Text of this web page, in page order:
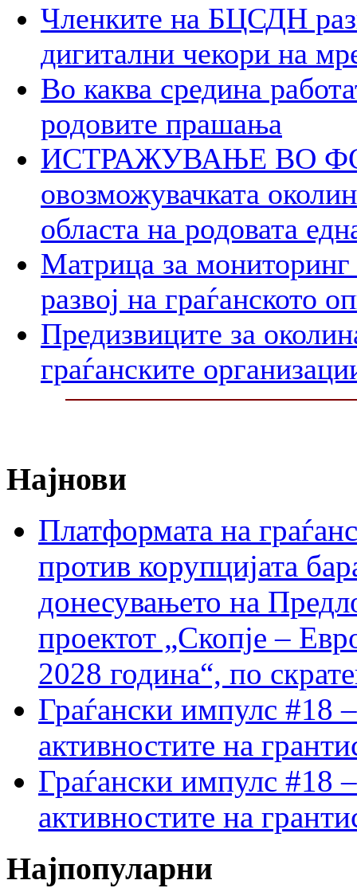
Членките на БЦСДН
дигитални чекори на
Во каква средина
родовите прашања
ИСТРАЖУВАЊЕ ВО
овозможувачката
областа на родовата
Матрица за мониторинг
развој на граѓанското
Предизвиците за
граѓанските
Најнови
Платформата на
против корупцијата
донесувањето на
проектот „Скопје –
2028 година“, по
Граѓански импулс #18
активностите на
Граѓански импулс #18
активностите на
Најпопуларни